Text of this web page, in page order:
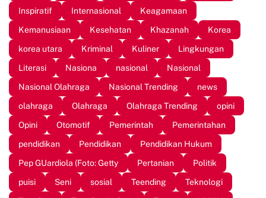
Inspiratif
Internasional
Keagamaan
Kemanusiaan
Kesehatan Khazanah
Korea
korea utara
Kriminal Kuliner
Lingkungan
Literasi
Nasiona nasional
Nasional
Nasional Olahraga
Nasional Trending
news
olahraga
Olahraga Olahraga Trending
opini
Opini
Otomotif Pemerintah
Pemerintahan
pendidikan
Pendidikan
Pendidikan Hukum
Pep GUardiola (Foto: Getty
Pertanian
Politik
puisi
Seni sosial Teending
Teknologi